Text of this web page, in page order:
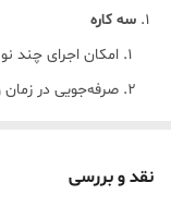
سه کاره
امکان اجرای چند
صرفه‌جویی در زمان
نقد و بررسی